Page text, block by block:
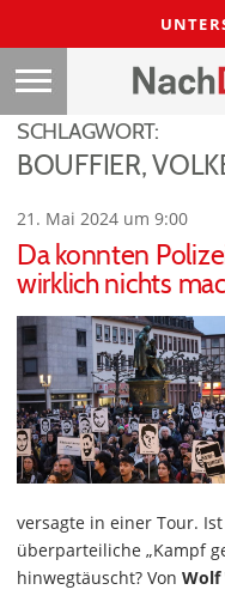
SCHLAGWORT:
BOUFFIER,
21. Mai 2024 um 9:00
Da konnten
wirklich nichts
versagte in einer Tour.
überparteiliche „Kampf
hinwegtäuscht? Von Wolf